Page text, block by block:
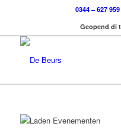
0344 – 627 959
Geopend di